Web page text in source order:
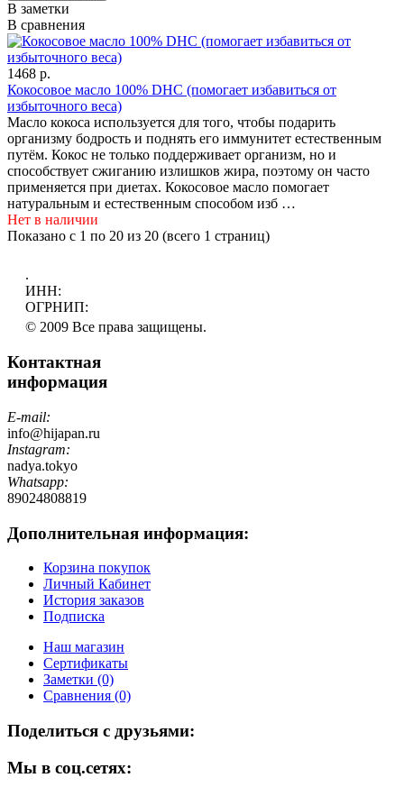
В заметки
В сравнения
1468 р.
Кокосовое масло 100% DHC (помогает избавиться от
избыточного веса)
Масло кокоса используется для того, чтобы подарить
организму бодрость и поднять его иммунитет естественным
путём. Кокос не только поддерживает организм, но и
способствует сжиганию излишков жира, поэтому он часто
применяется при диетах. Кокосовое масло помогает
натуральным и естественным способом изб …
Нет в наличии
Показано с 1 по 20 из 20 (всего 1 страниц)
.
ИНН:
ОГРНИП:
© 2009 Все права защищены.
Контактная
информация
E-mail:
info@hijapan.ru
Instagram:
nadya.tokyo
Whatsapp:
89024808819
Дополнительная информация:
Корзина покупок
Личный Кабинет
История заказов
Подписка
Наш магазин
Сертификаты
Заметки (0)
Сравнения (0)
Поделиться с друзьями:
Мы в соц.сетях: